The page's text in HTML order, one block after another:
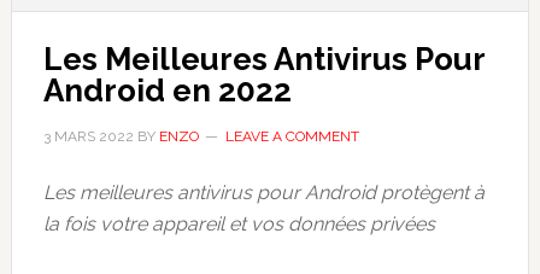
Les Meilleures Antivirus Pour
Android en 2022
3 MARS 2022 BY ENZO LEAVE A COMMENT
Les meilleures antivirus pour Android protègent à
la fois votre appareil et vos données privées